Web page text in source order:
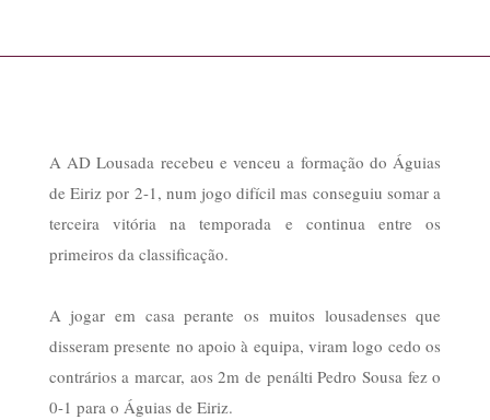
A AD Lousada recebeu e venceu a formação do Águias
de Eiriz por 2-1, num jogo difícil mas conseguiu somar a
terceira vitória na temporada e continua entre os
primeiros da classificação.
A jogar em casa perante os muitos lousadenses que
disseram presente no apoio à equipa, viram logo cedo os
contrários a marcar, aos 2m de penálti Pedro Sousa fez o
0-1 para o Águias de Eiriz.